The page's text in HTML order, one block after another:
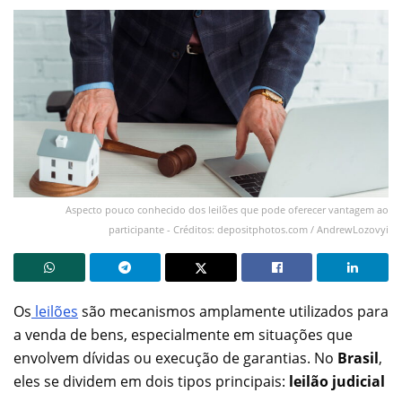
Aspecto pouco conhecido dos leilões que pode oferecer vantagem ao
participante - Créditos: depositphotos.com / AndrewLozovyi
Os leilões são mecanismos amplamente utilizados para
a venda de bens, especialmente em situações que
envolvem dívidas ou execução de garantias. No Brasil,
eles se dividem em dois tipos principais: leilão judicial